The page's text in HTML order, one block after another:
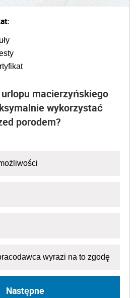
macierzyńskiego
wykorzystać
porodem?
wyrazi na to zgodę
Następne